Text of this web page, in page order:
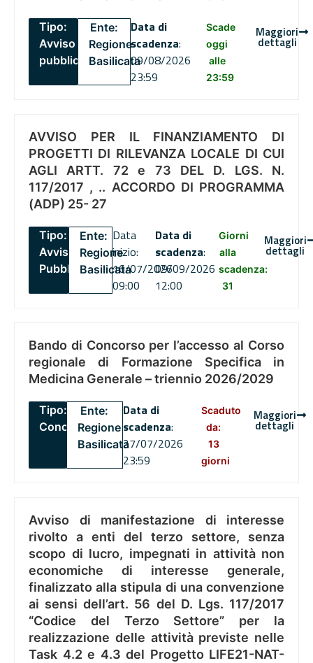
Tipo:
Avviso
pubblico
Ente:
Regione
Basilicata
Data di
scadenza:
09/08/2026
23:59
Scade
oggi
alle
23:59
Maggiori
dettagli
AVVISO PER IL FINANZIAMENTO DI
PROGETTI DI RILEVANZA LOCALE DI CUI
AGLI ARTT. 72 e 73 DEL D. LGS. N.
117/2017 , .. ACCORDO DI PROGRAMMA
(ADP) 25- 27
Tipo:
Avviso
Pubblico
Ente:
Regione
Basilicata
Data
inizio:
16/07/2026
09:00
Data di
scadenza:
09/09/2026
12:00
Giorni
alla
scadenza:
31
Maggiori
dettagli
Bando di Concorso per l’accesso al Corso
regionale di Formazione Specifica in
Medicina Generale – triennio 2026/2029
Tipo:
Concorsi
Ente:
Regione
Basilicata
Data di
scadenza:
27/07/2026
23:59
Scaduto
da:
13
giorni
Maggiori
dettagli
Avviso di manifestazione di interesse
rivolto a enti del terzo settore, senza
scopo di lucro, impegnati in attività non
economiche di interesse generale,
finalizzato alla stipula di una convenzione
ai sensi dell’art. 56 del D. Lgs. 117/2017
“Codice del Terzo Settore” per la
realizzazione delle attività previste nelle
Task 4.2 e 4.3 del Progetto LIFE21-NAT-